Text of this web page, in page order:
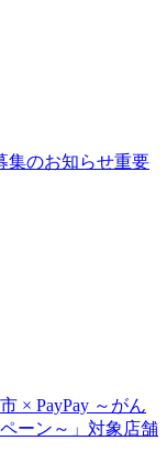
集のお知らせ重要
× PayPay ～がん
ーン～」対象店舗